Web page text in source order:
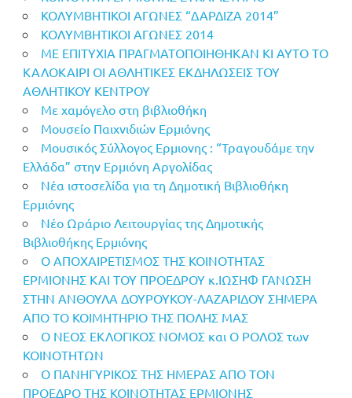
ΚΟΛΥΜΒΗΤΙΚΟΙ ΑΓΩΝΕΣ “ΔΑΡΔΙΖΑ 2014”
ΚΟΛΥΜΒΗΤΙΚΟΙ ΑΓΩΝΕΣ 2014
ΜΕ ΕΠΙΤΥΧΙΑ ΠΡΑΓΜΑΤΟΠΟΙΗΘΗΚΑΝ ΚΙ ΑΥΤΟ ΤΟ
ΚΑΛΟΚΑΙΡΙ ΟΙ ΑΘΛΗΤΙΚΕΣ ΕΚΔΗΛΩΣΕΙΣ ΤΟΥ
ΑΘΛΗΤΙΚΟΥ ΚΕΝΤΡΟΥ
Με χαμόγελο στη βιβλιοθήκη
Μουσείο Παιχνιδιών Ερμιόνης
Μουσικός Σύλλογος Ερμιονης : “Τραγουδάμε την
Ελλάδα” στην Ερμιόνη Αργολίδας
Νέα ιστοσελίδα για τη Δημοτική Βιβλιοθήκη
Ερμιόνης
Νέο Ωράριο Λειτουργίας της Δημοτικής
Βιβλιοθήκης Ερμιόνης
Ο ΑΠΟΧΑΙΡΕΤΙΣΜΟΣ ΤΗΣ ΚΟΙΝΟΤΗΤΑΣ
ΕΡΜΙΟΝΗΣ ΚΑΙ ΤΟΥ ΠΡΟΕΔΡΟΥ κ.ΙΩΣΗΦ ΓΑΝΩΣΗ
ΣΤΗΝ ΑΝΘΟΥΛΑ ΔΟΥΡΟΥΚΟΥ-ΛΑΖΑΡΙΔΟΥ ΣΗΜΕΡΑ
ΑΠΟ ΤΟ ΚΟΙΜHΤΗΡΙΟ ΤΗΣ ΠΟΛΗΣ ΜΑΣ
Ο ΝΕΟΣ ΕΚΛΟΓΙΚΟΣ ΝΟΜΟΣ και Ο ΡΟΛΟΣ των
ΚΟΙΝΟΤΗΤΩΝ
Ο ΠΑΝΗΓΥΡΙΚΟΣ ΤΗΣ ΗΜΕΡΑΣ ΑΠΟ ΤΟΝ
ΠΡΟΕΔΡΟ ΤΗΣ ΚΟΙΝΟΤΗΤΑΣ ΕΡΜΙΟΝΗΣ